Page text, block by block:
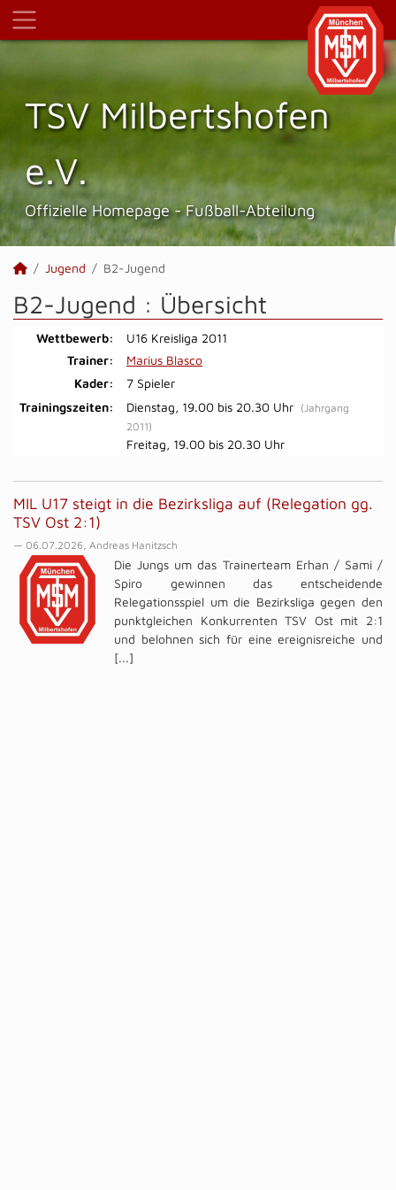
TSV Milbertshofen
e.V.
Offizielle Homepage - Fußball-Abteilung
Jugend B2-Jugend
B2-Jugend : Übersicht
Wettbewerb:
U16 Kreisliga 2011
Trainer:
Marius Blasco
Kader:
7 Spieler
Trainingszeiten:
Dienstag, 19.00 bis 20.30 Uhr
(Jahrgang
2011)
Freitag, 19.00 bis 20.30 Uhr
MIL U17 steigt in die Bezirksliga auf (Relegation gg.
TSV Ost 2:1)
— 06.07.2026, Andreas Hanitzsch
Die Jungs um das Trainerteam Erhan / Sami /
Spiro gewinnen das entscheidende
Relegationsspiel um die Bezirksliga gegen den
punktgleichen Konkurrenten TSV Ost mit 2:1
und belohnen sich für eine ereignisreiche und
[...]